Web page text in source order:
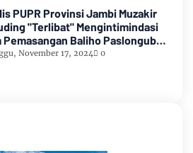
PUPR Provinsi Jambi Muzakir
"Terlibat" Mengintimindasi
Pemasangan Baliho Paslongub
Sudirman
November 17, 2024 0